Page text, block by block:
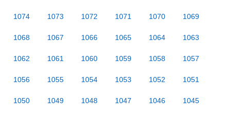
1074 1073 1072 1071 1070 1069
1068 1067 1066 1065 1064 1063
1062 1061 1060 1059 1058 1057
1056 1055 1054 1053 1052 1051
1050 1049 1048 1047 1046 1045